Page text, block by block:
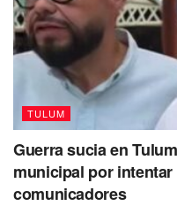
Tags: placas Quintana
TULUM
Guerra sucia en
municipal por
comunicadores